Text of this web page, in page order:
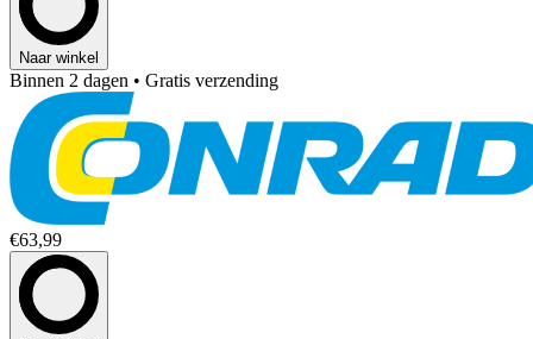
Naar winkel
Binnen 2 dagen • Gratis verzending
€63,99